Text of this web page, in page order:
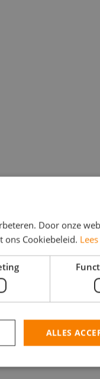
ons kikkerlandje
op: het staat goed op
beginnen? In de
Door onze
ons Cookiebeleid.
ALLES